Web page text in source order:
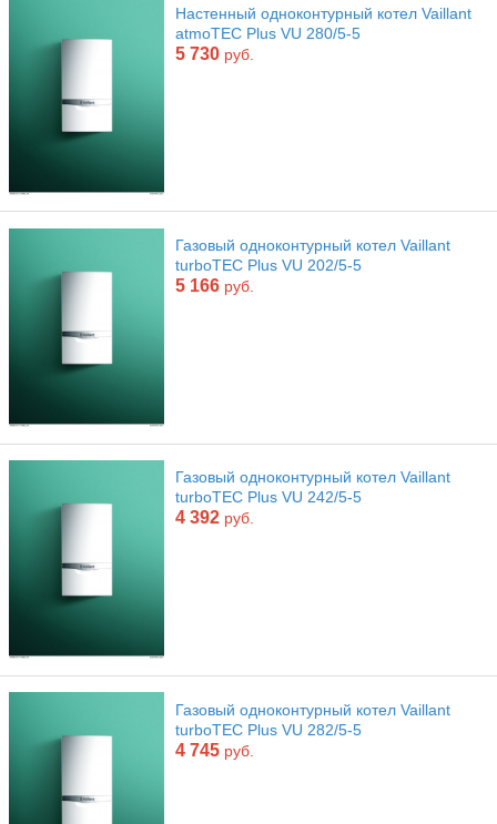
Настенный одноконтурный котел Vaillant
atmoTEC Plus VU 280/5-5
5 730 руб.
Газовый одноконтурный котел Vaillant
turboTEC Plus VU 202/5-5
5 166 руб.
Газовый одноконтурный котел Vaillant
turboTEC Plus VU 242/5-5
4 392 руб.
Газовый одноконтурный котел Vaillant
turboTEC Plus VU 282/5-5
4 745 руб.